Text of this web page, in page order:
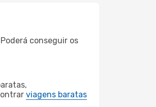
conseguir os
viagens baratas